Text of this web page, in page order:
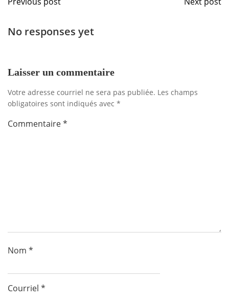
de
No responses yet
Laisser un commentaire
Votre adresse courriel ne sera pas publiée. Les champs
obligatoires sont indiqués avec *
Commentaire*
Nom *
Courriel *